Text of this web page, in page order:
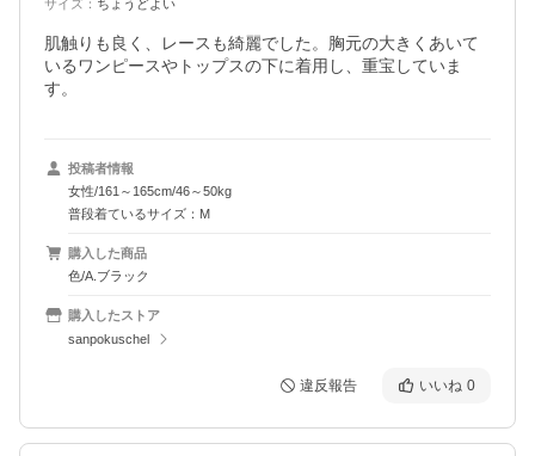
サイズ ： ちょうどよい
肌触りも良く、レースも綺麗でした。胸元の大きくあいて
いるワンピースやトップスの下に着用し、重宝していま
す。
投稿者情報
女性/161～165cm/46～50kg
普段着ているサイズ：M
購入した商品
色/A.ブラック
購入したストア
sanpokuschel
違反報告 いいね 0